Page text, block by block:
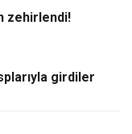
zehirlendi!
girdiler